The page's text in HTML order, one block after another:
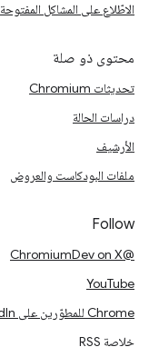
الاطّلاع على المشاكل المفتوحة
محتوى ذو صلة
تحديثات Chromium
دراسات الحالة
الأرشيف
ملفات البودكاست والعروض
Follow
@ChromiumDev on X
YouTube
Chrome للمطوّرين على LinkedIn
خلاصة RSS